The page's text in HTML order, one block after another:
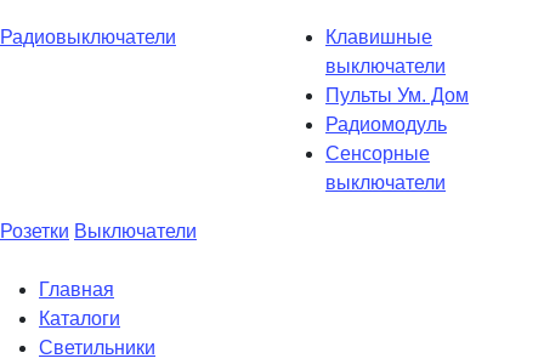
Радиовыключатели
Клавишные
выключатели
Пульты Ум. Дом
Радиомодуль
Сенсорные
выключатели
Розетки Выключатели
Главная
Каталоги
Светильники